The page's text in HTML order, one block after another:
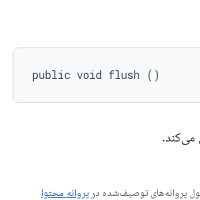
public void flush ()
می‌کند.
پروانه‌های توصیف‌شده در پروانه محتوا